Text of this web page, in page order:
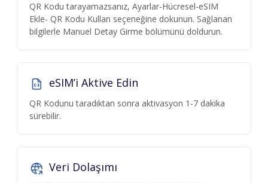
QR Kodu tarayamazsanız, Ayarlar-Hücresel-eSIM
Ekle- QR Kodu Kullan seçeneğine dokunun. Sağlanan
bilgilerle Manuel Detay Girme bölümünü doldurun.
eSIM’i Aktive Edin
QR Kodunu taradıktan sonra aktivasyon 1-7 dakika
sürebilir.
Veri Dolaşımı